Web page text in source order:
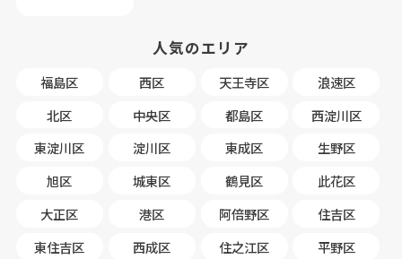
人気のエリア
福島区 西区 天王寺区
浪速区
北区
中央区 都島区
西淀川区
東淀川区
淀川区 東成区
生野区
旭区
城東区 鶴見区
此花区
大正区
港区 阿倍野区
住吉区
東住吉区
西成区 住之江区 平野区